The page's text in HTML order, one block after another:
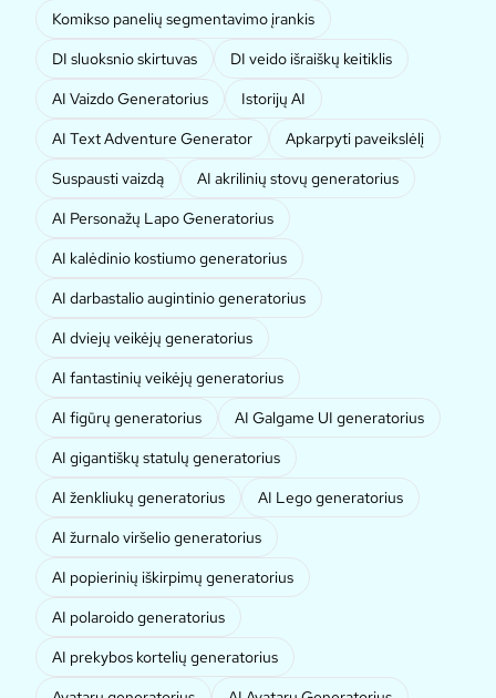
Komikso panelių segmentavimo įrankis
DI sluoksnio skirtuvas
DI veido išraiškų keitiklis
AI Vaizdo Generatorius
Istorijų AI
AI Text Adventure Generator
Apkarpyti paveikslėlį
Suspausti vaizdą
AI akrilinių stovų generatorius
AI Personažų Lapo Generatorius
AI kalėdinio kostiumo generatorius
AI darbastalio augintinio generatorius
AI dviejų veikėjų generatorius
AI fantastinių veikėjų generatorius
AI figūrų generatorius
AI Galgame UI generatorius
AI gigantiškų statulų generatorius
AI ženkliukų generatorius
AI Lego generatorius
AI žurnalo viršelio generatorius
AI popierinių iškirpimų generatorius
AI polaroido generatorius
AI prekybos kortelių generatorius